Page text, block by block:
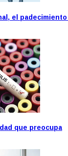
el
que preocupa